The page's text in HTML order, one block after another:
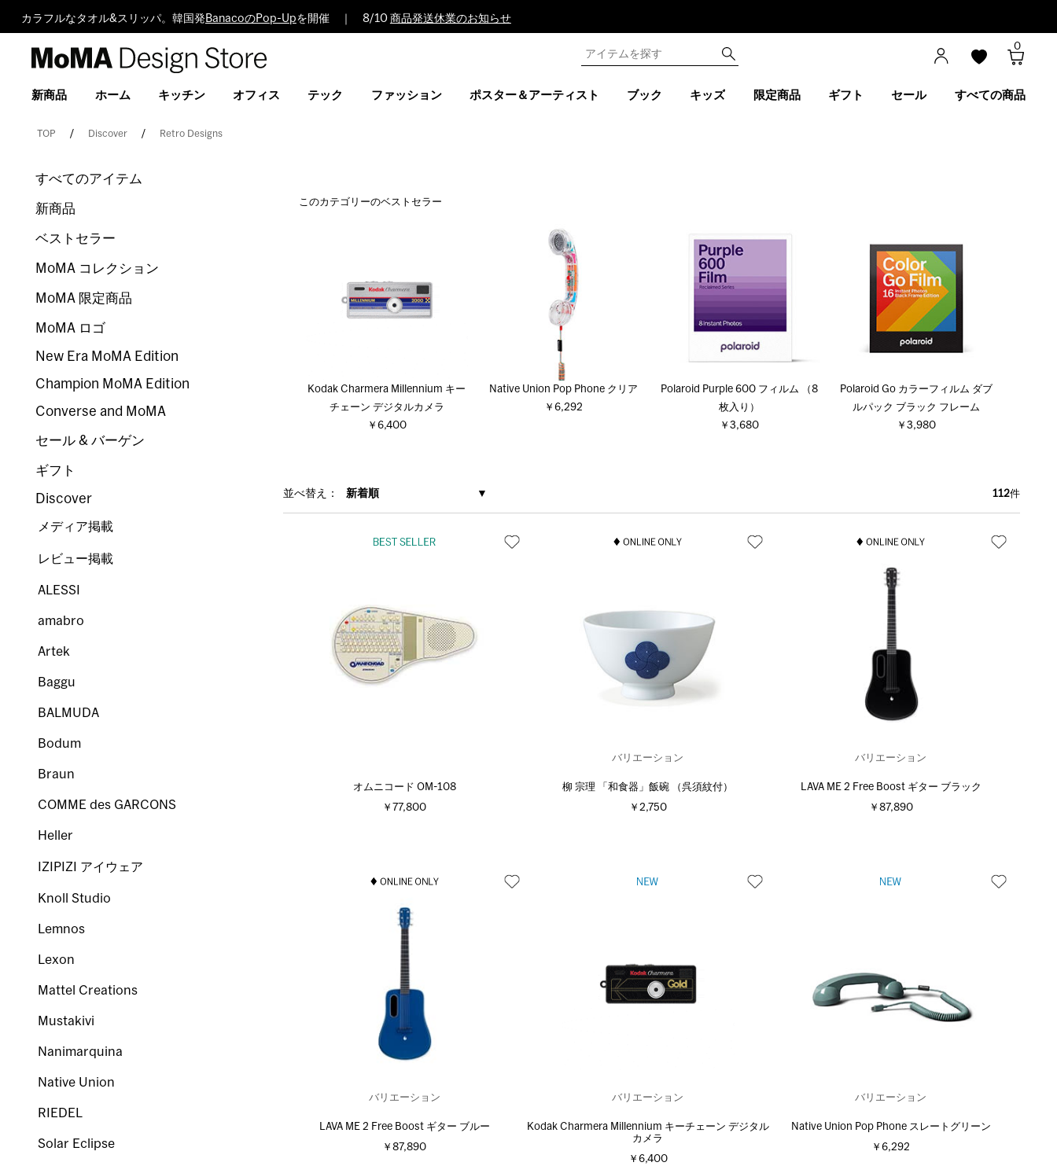
カラフルなタオル&スリッパ。韓国発 BanacoのPop-Upを開催 ｜ 8/10 商品発送休業のお知らせ
Design
0
新商品 ホーム キッチン オフィス テック ファッション ポスター＆アーティスト ブック キッズ 限定商品 ギフト セール すべての商品
TOP Discover Retro Designs
このカテゴリーのベストセラー
Kodak Charmera Millennium キー
チェーン デジタルカメラ
￥6,400
Native Union Pop Phone クリア
￥6,292
Polaroid Purple 600 フィルム （8
枚入り）
￥3,680
Polaroid Go カラーフィルム ダブ
ルパック ブラック フレーム
￥3,980
並べ替え： 新着順 112件
オムニコード OM-108
￥77,800
バリエーション
柳 宗理 「和食器」飯碗 （呉須紋付）
￥2,750
バリエーション
LAVA ME 2 Free Boost ギター ブラック
￥87,890
バリエーション
LAVA ME 2 Free Boost ギター ブルー
￥87,890
バリエーション
Kodak Charmera Millennium キーチェーン デジタル
カメラ
￥6,400
バリエーション
Native Union Pop Phone スレートグリーン
￥6,292
すべてのアイテム
新商品
ベストセラー
MoMA コレクション
MoMA 限定商品
MoMA ロゴ
New Era MoMA Edition
Champion MoMA Edition
Converse and MoMA
セール & バーゲン
ギフト
Discover
メディア掲載
レビュー掲載
ALESSI
amabro
Artek
Baggu
BALMUDA
Bodum
Braun
COMME des GARCONS
Heller
IZIPIZI アイウェア
Knoll Studio
Lemnos
Lexon
Mattel Creations
Mustakivi
Nanimarquina
Native Union
RIEDEL
Solar Eclipse